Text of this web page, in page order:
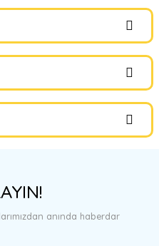
siz yapın!
Yaz
anında haberdar